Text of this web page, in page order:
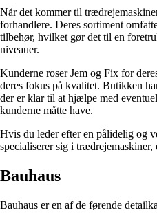
Når det kommer til
forhandlere. Deres sortiment
tilbehør, hvilket gør det til en
niveauer.
Kunderne roser Jem og Fix for
deres fokus på kvalitet. Butikken
der er klar til at hjælpe med
kunderne måtte have.
Hvis du leder efter en pålidelig og
specialiserer sig i
Bauhaus
Bauhaus er en af de førende